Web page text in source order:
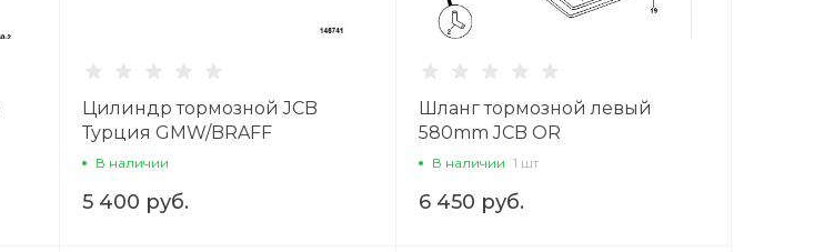
Цилиндр тормозной JCB
Турция GMW/BRAFF
В наличии
5 400 руб.
Шланг тормозной левый
580mm JCB OR
В наличии 1 шт
6 450 руб.